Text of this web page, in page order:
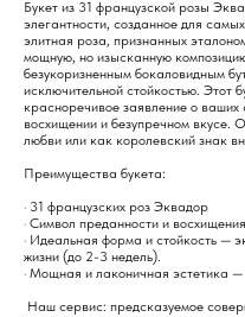
Букет из 31 французской розы
элегантности, созданное для
элитная роза, признанных
мощную, но изысканную
безукоризненным бокаловидным
исключительной стойкостью. Этот
красноречивое заявление о
восхищении и безупречном вкусе.
любви или как королевский знак
Преимущества букета:
· 31 французских роз Эквадор
· Символ преданности и
· Идеальная форма и стойкость —
жизни (до 2-3 недель).
· Мощная и лаконичная эстетика —
Наш сервис: предсказуемое